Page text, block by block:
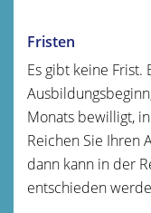
Fristen
Es gibt keine Frist.
Monats bewilligt,
Reichen Sie Ihren
dann kann in der
entschieden